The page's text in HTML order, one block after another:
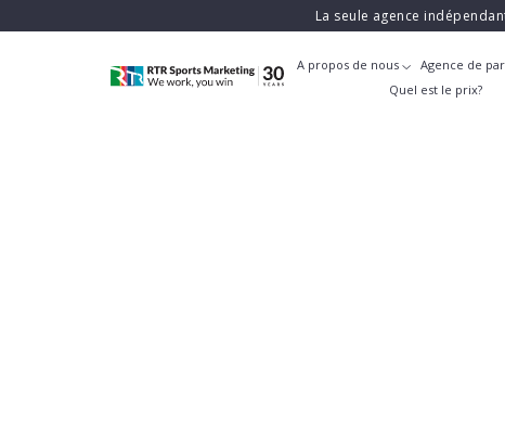
La seule agence
A propos de nous Agence de
Quel est le prix?